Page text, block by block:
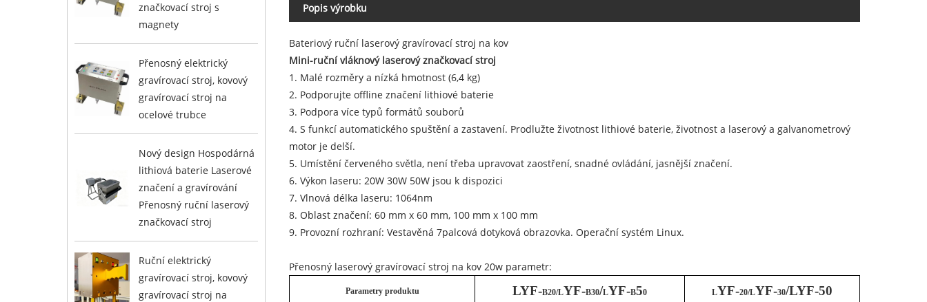
značkovací stroj s
magnety
Přenosný elektrický
gravírovací stroj, kovový
gravírovací stroj na
ocelové trubce
Nový design Hospodárná
lithiová baterie Laserové
značení a gravírování
Přenosný ruční laserový
značkovací stroj
Ruční elektrický
gravírovací stroj, kovový
gravírovací stroj na
Popis výrobku
Bateriový ruční laserový gravírovací stroj na kov
Mini-ruční vláknový laserový značkovací stroj
1. Malé rozměry a nízká hmotnost (6,4 kg)
2. Podporujte offline značení lithiové baterie
3. Podpora více typů formátů souborů
4. S funkcí automatického spuštění a zastavení. Prodlužte životnost lithiové baterie, životnost a laserový a galvanometrový
motor je delší.
5. Umístění červeného světla, není třeba upravovat zaostření, snadné ovládání, jasnější značení.
6. Výkon laseru: 20W 30W 50W jsou k dispozici
7. Vlnová délka laseru: 1064nm
8. Oblast značení: 60 mm x 60 mm, 100 mm x 100 mm
9. Provozní rozhraní: Vestavěná 7palcová dotyková obrazovka. Operační systém Linux.
Přenosný laserový gravírovací stroj na kov 20w parametr:
Parametry produktu LYF-B20/LYF-B30/LYF-B50 LYF-20/LYF-30/LYF-50